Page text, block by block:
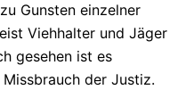
Gunsten einzelner
Viehhalter und Jäger
gesehen ist es
der Justiz.